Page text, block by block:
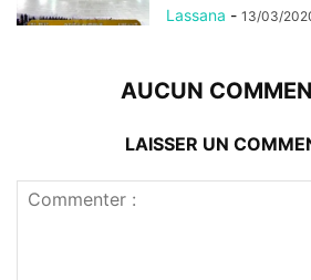
Lassana - 13/03/
AUCUN
LAISSER UN